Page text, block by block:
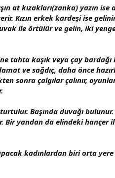
at kızakları(zanka) yazın ise
Kızın erkek kardeşi ise
ile örtülür ve gelin, iki
tahta kaşık veya çay
ve sağdıç, daha önce
sonra çalgılar çalınır,
Başında duvağı bulunur.
yandan da elindeki hançer
kadınlardan biri orta